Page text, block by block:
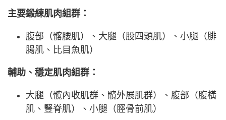
主要鍛練肌肉組群：
腹部（髂腰肌）、大腿（股四頭肌）、小腿（腓
腸肌、比目魚肌）
輔助、穩定肌肉組群：
大腿（髖內收肌群、髖外展肌群）、腹部（腹橫
肌、豎脊肌）、小腿（脛骨前肌）